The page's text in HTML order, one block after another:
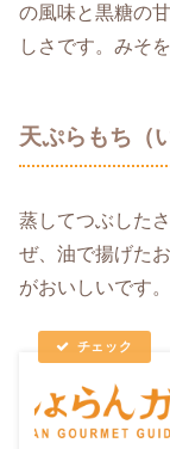
の風味と黒糖の
しさです。みそ
天ぷらもち（
蒸してつぶした
ぜ、油で揚げた
がおいしいです。